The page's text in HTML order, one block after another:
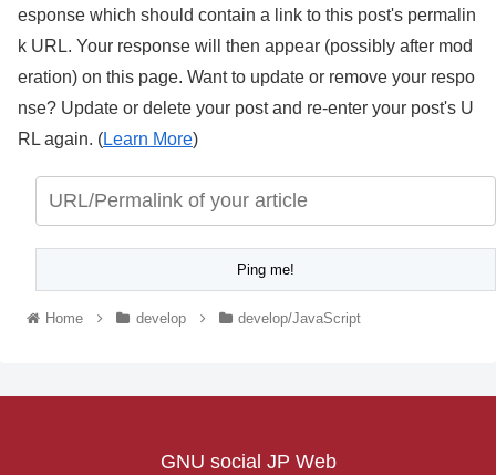
esponse which should contain a link to this post's permalin
k URL. Your response will then appear (possibly after mod
eration) on this page. Want to update or remove your respo
nse? Update or delete your post and re-enter your post's U
RL again. (Learn More)
Home develop develop/JavaScript
GNU social JP Web